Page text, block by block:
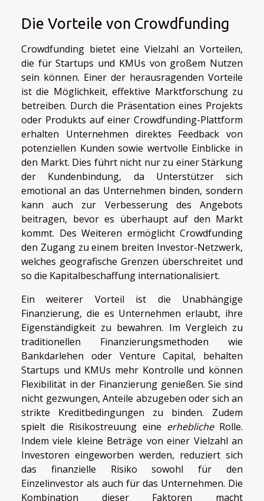
Die Vorteile von Crowdfunding
Crowdfunding bietet eine Vielzahl an Vorteilen,
die für Startups und KMUs von großem Nutzen
sein können. Einer der herausragenden Vorteile
ist die Möglichkeit, effektive Marktforschung zu
betreiben. Durch die Präsentation eines Projekts
oder Produkts auf einer Crowdfunding-Plattform
erhalten Unternehmen direktes Feedback von
potenziellen Kunden sowie wertvolle Einblicke in
den Markt. Dies führt nicht nur zu einer Stärkung
der Kundenbindung, da Unterstützer sich
emotional an das Unternehmen binden, sondern
kann auch zur Verbesserung des Angebots
beitragen, bevor es überhaupt auf den Markt
kommt. Des Weiteren ermöglicht Crowdfunding
den Zugang zu einem breiten Investor-Netzwerk,
welches geografische Grenzen überschreitet und
so die Kapitalbeschaffung internationalisiert.
Ein weiterer Vorteil ist die Unabhängige
Finanzierung, die es Unternehmen erlaubt, ihre
Eigenständigkeit zu bewahren. Im Vergleich zu
traditionellen Finanzierungsmethoden wie
Bankdarlehen oder Venture Capital, behalten
Startups und KMUs mehr Kontrolle und können
Flexibilität in der Finanzierung genießen. Sie sind
nicht gezwungen, Anteile abzugeben oder sich an
strikte Kreditbedingungen zu binden. Zudem
spielt die Risikostreuung eine erheblicheRolle.
Indem viele kleine Beträge von einer Vielzahl an
Investoren eingeworben werden, reduziert sich
das finanzielle Risiko sowohl für den
Einzelinvestor als auch für das Unternehmen. Die
Kombination dieser Faktoren macht